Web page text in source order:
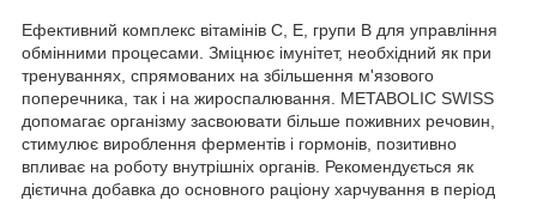
Ефективний комплекс вітамінів С, Е, групи В для управління
обмінними процесами. Зміцнює імунітет, необхідний як при
тренуваннях, спрямованих на збільшення м'язового
поперечника, так і на жироспалювання. METABOLIC SWISS
допомагає організму засвоювати більше поживних речовин,
стимулює вироблення ферментів і гормонів, позитивно
впливає на роботу внутрішніх органів. Рекомендується як
дієтична добавка до основного раціону харчування в період